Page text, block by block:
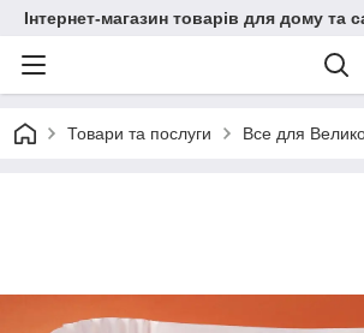
Інтернет-магазин товарів для дому та
Товари та послуги Все для